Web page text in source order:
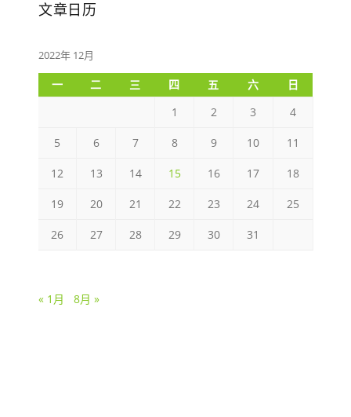
文章日历
2022年 12月
一 二 三 四 五 六
日
1
2 3 4
5 6 7 8 9 10 11
12 13 14 15 16 17 18
19 20 21 22 23 24 25
26 27 28 29 30 31
« 1月 8月 »